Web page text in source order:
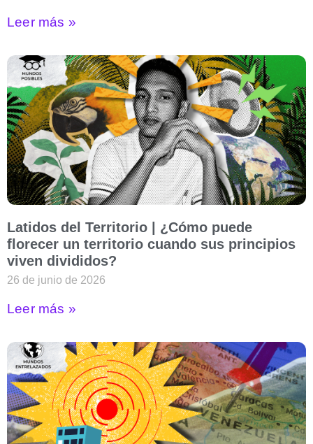
Leer más »
Latidos del Territorio | ¿Cómo puede
florecer un territorio cuando sus principios
viven divididos?
26 de junio de 2026
Leer más »